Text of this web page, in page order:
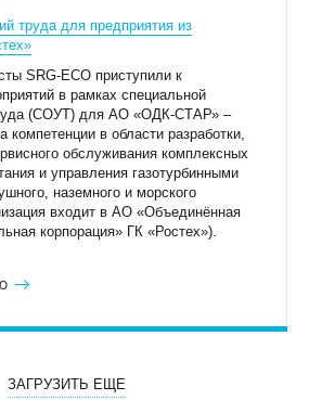
труда для предприятия из
SRG-ECO приступили к
в рамках специальной
(СОУТ) для АО «ОДК-СТАР» –
компетенции в области разработки,
обслуживания комплексных
и управления газотурбинными
наземного и морского
входит в АО «Объединённая
корпорация» ГК «Ростех»).
ЗАГРУЗИТЬ ЕЩЕ